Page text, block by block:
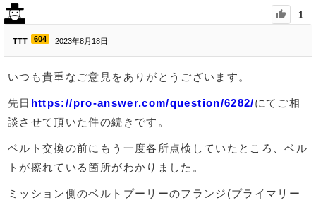
1
TTT 604 2023年8月18日
いつも貴重なご意見をありがとうございます。
先日 https://pro-answer.com/question/6282/にてご相
談させて頂いた件の続きです。
ベルト交換の前にもう一度各所点検していたところ、ベル
トが擦れている箇所がわかりました。
ミッション側のベルトプーリーのフランジ(プライマリー